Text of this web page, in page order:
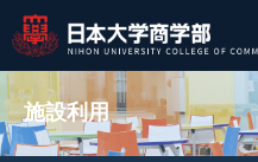
施設利用